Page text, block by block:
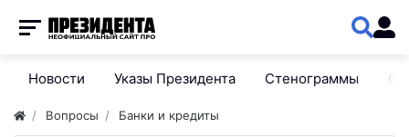
Новости Указы Президента Стенограммы
Вопросы Банки и кредиты